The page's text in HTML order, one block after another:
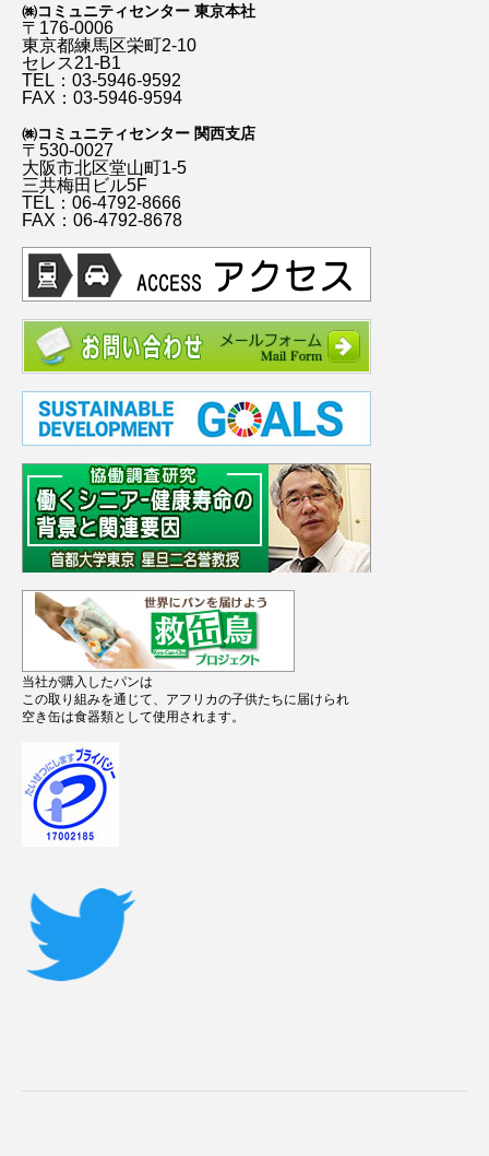
㈱コミュニティセンター 東京本社
〒176-0006
東京都練馬区栄町2-10
セレス21-B1
TEL：03-5946-9592
FAX：03-5946-9594
㈱コミュニティセンター 関西支店
〒530-0027
大阪市北区堂山町1-5
三共梅田ビル5F
TEL：06-4792-8666
FAX：06-4792-8678
当社が購入したパンは
この取り組みを通じて、アフリカの子供たちに届けられ
空き缶は食器類として使用されます。